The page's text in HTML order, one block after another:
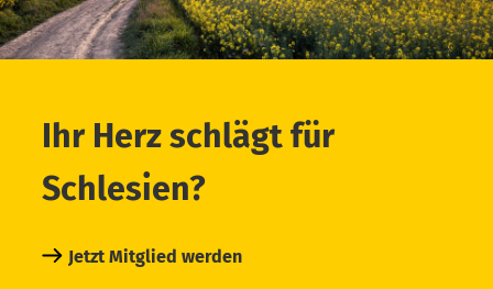
Ihr Herz schlägt für
Schlesien?
Jetzt Mitglied werden